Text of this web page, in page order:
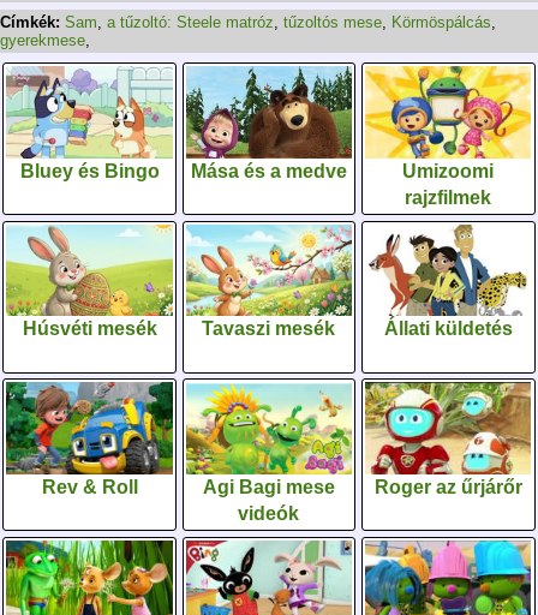
Címkék: Sam, a tűzoltó: Steele matróz, tűzoltós mese, Körmöspálcás,
gyerekmese,
Bluey és Bingo Mása és a medve
Umizoomi
rajzfilmek
Húsvéti mesék Tavaszi mesék Állati küldetés
Rev & Roll
Agi Bagi mese
videók
Roger az űrjárőr